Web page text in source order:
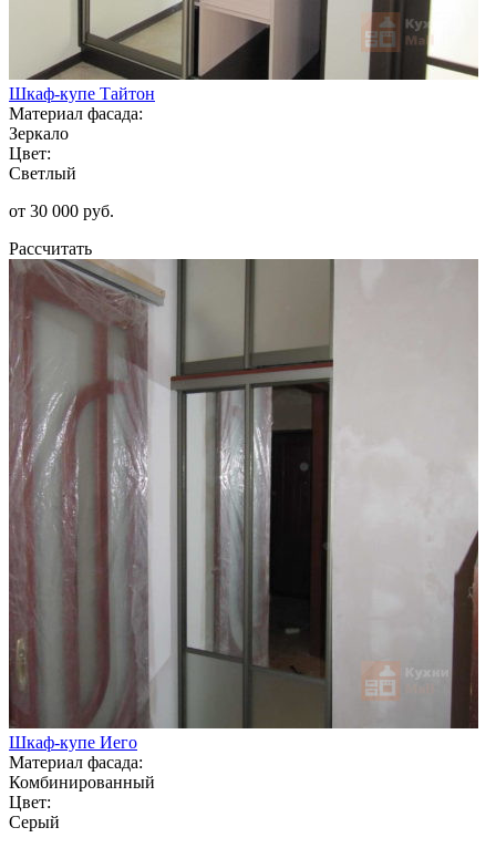
Шкаф-купе Тайтон
Материал фасада:
Зеркало
Цвет:
Светлый
от 30 000 руб.
Рассчитать
Шкаф-купе Иего
Материал фасада:
Комбинированный
Цвет:
Серый